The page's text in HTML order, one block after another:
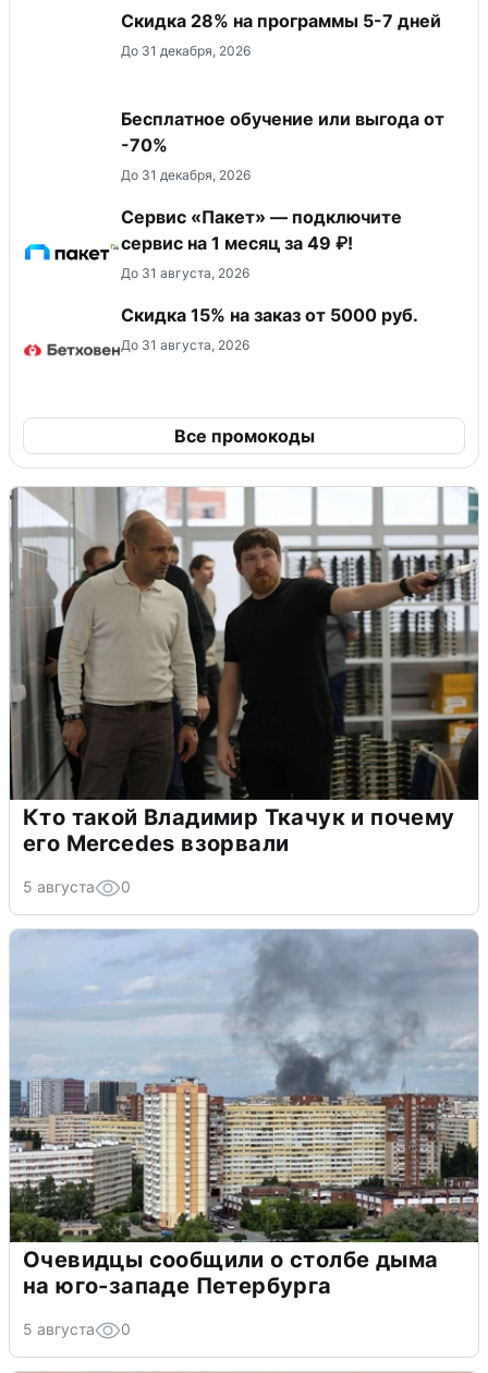
Скидка 28% на программы 5-7 дней
До 31 декабря, 2026
Бесплатное обучение или выгода от
-70%
До 31 декабря, 2026
Сервис «Пакет» — подключите
сервис на 1 месяц за 49 ₽!
До 31 августа, 2026
Скидка 15% на заказ от 5000 руб.
До 31 августа, 2026
Все промокоды
Кто такой Владимир Ткачук и почему
его Mercedes взорвали
5 августа 0
Очевидцы сообщили о столбе дыма
на юго-западе Петербурга
5 августа 0